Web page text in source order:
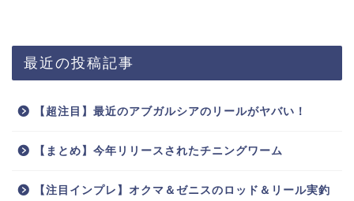
最近の投稿記事
【超注目】最近のアブガルシアのリールがヤバい！
【まとめ】今年リリースされたチニングワーム
【注目インプレ】オクマ＆ゼニスのロッド＆リール実釣